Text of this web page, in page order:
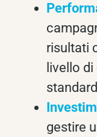
risultati
livello
gestire